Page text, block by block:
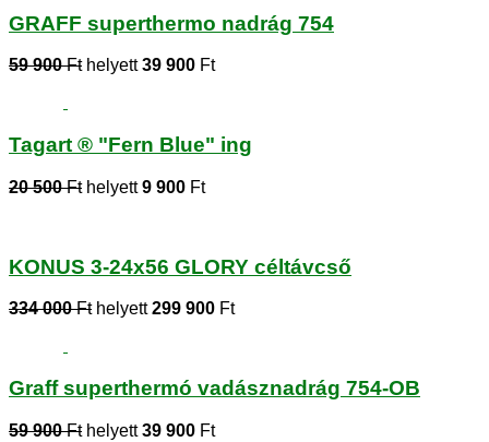
GRAFF superthermo nadrág 754
59 900 Fthelyett39 900 Ft
Tagart ® "Fern Blue" ing
20 500 Fthelyett9 900 Ft
KONUS 3-24x56 GLORY céltávcső
334 000 Fthelyett299 900 Ft
Graff superthermó vadásznadrág 754-OB
59 900 Fthelyett39 900 Ft